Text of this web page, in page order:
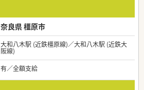
奈良県 橿原市
大和八木駅 (近鉄橿原線)／大和八木駅 (近鉄大
阪線)
有／全額支給